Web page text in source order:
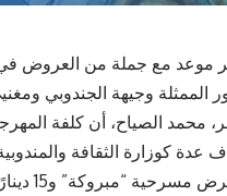
موعد مع جملة من العروض
وتتراوح